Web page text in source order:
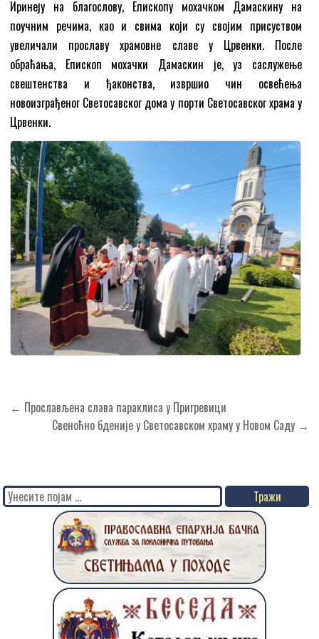
Иринеју на благослову, Епископу мохачком Дамаскину на
поучним речима, као и свима који су својим присуством
увеличали прославу храмовне славе у Црвенки. После
обраћања, Епископ мохачки Дамаскин је, уз саслужење
свештенства и ђаконства, извршио чин освећења
новоизграђеног Светосавског дома у порти Светосавског храма у
Црвенки.
Кретање
чланка
← Прослављена слава параклиса у Пригревици
Свеноћно бденије у Светосавском храму у Новом Саду →
Search
for: